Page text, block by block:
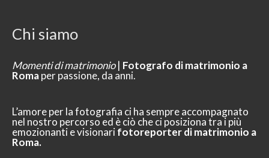
Chi siamo
Momenti di matrimonio| Fotografo di matrimonio a
Romaper passione, da anni.
L’amore per la fotografia ci ha sempre accompagnato
nel nostro percorso ed è ciò che ci posiziona tra i più
emozionanti e visionarifotoreporter di matrimonio a
Roma.